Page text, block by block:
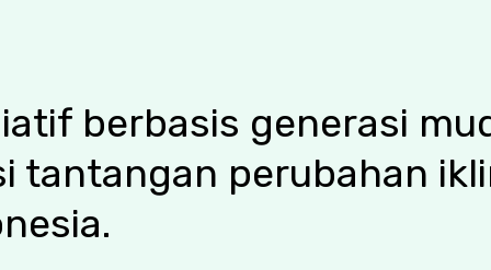
berbasis generasi
tantangan perubahan